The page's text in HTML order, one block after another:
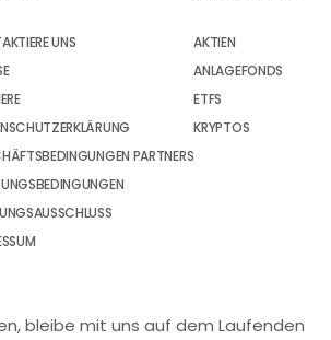
UNS
PARTNERS
AKTIEN
ANLAGEFONDS
ETFS
KRYPTOS
bleibe mit uns auf dem Laufenden